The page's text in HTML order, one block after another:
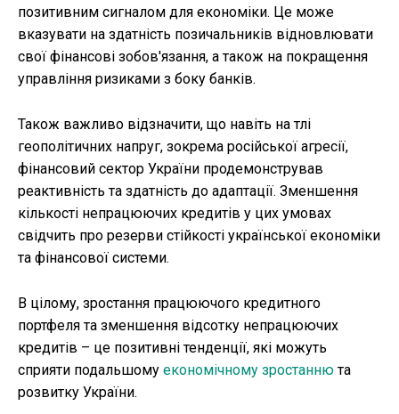
позитивним сигналом для економіки. Це може
вказувати на здатність позичальників відновлювати
свої фінансові зобов'язання, а також на покращення
управління ризиками з боку банків.
Також важливо відзначити, що навіть на тлі
геополітичних напруг, зокрема російської агресії,
фінансовий сектор України продемонстрував
реактивність та здатність до адаптації. Зменшення
кількості непрацюючих кредитів у цих умовах
свідчить про резерви стійкості української економіки
та фінансової системи.
В цілому, зростання працюючого кредитного
портфеля та зменшення відсотку непрацюючих
кредитів – це позитивні тенденції, які можуть
сприяти подальшому економічному зростаннюта
розвитку України.